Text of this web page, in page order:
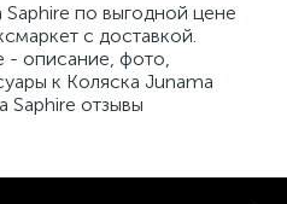
Saphire по выгодной цене
с доставкой.
- описание, фото,
к Коляска Junama
Saphire отзывы